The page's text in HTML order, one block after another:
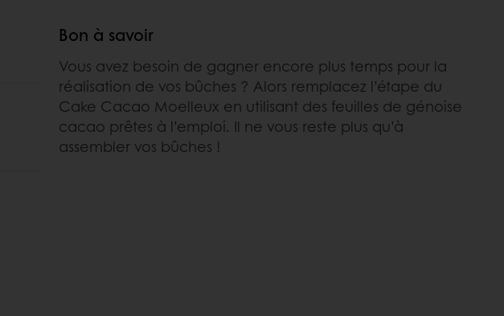
Bon à savoir
Vous avez besoin de gagner encore plus temps pour la
réalisation de vos bûches ? Alors remplacez l’étape du
Cake Cacao Moelleux en utilisant des feuilles de génoise
cacao prêtes à l’emploi. Il ne vous reste plus qu’à
assembler vos bûches !